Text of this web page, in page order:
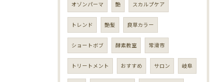
オゾンパーマ 艶 スカルプケア
トレンド 艶髪 良草カラー
ショートボブ 酵素教室 常滑市
トリートメント おすすめ サロン 岐阜